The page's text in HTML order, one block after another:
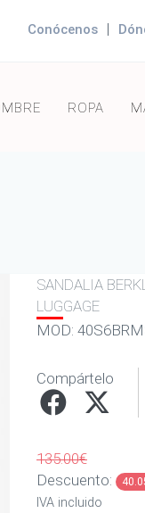
Conócenos |
ROPA
SANDALIA
LUGGAGE
MOD:
Compártelo
135.00€
Descuento:
IVA incluido